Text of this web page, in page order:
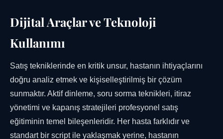
Dijital Araçlar ve Teknoloji
Kullanımı
Satış tekniklerinde en kritik unsur, hastanın ihtiyaçlarını
doğru analiz etmek ve kişiselleştirilmiş bir çözüm
sunmaktır. Aktif dinleme, soru sorma teknikleri, itiraz
yönetimi ve kapanış stratejileri profesyonel satış
eğitiminin temel bileşenleridir. Her hasta farklıdır ve
standart bir script ile yaklaşmak yerine, hastanın